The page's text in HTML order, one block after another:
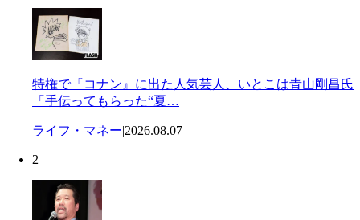
特権で『コナン』に出た人気芸人、いとこは青山剛昌氏
「手伝ってもらった“夏…
ライフ・マネー|2026.08.07
2